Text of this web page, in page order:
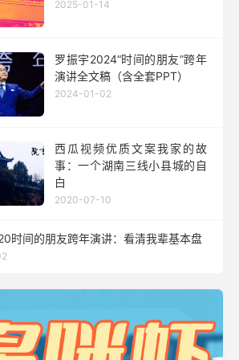
2025-01-14
罗振宇2024“时间的朋友”跨年
演讲全文稿（含全套PPT）
2024-01-02
西瓜视频优质文案我家的故
事：一个湖南三线小县城的自
白
2020-07-10
时间的朋友跨年演讲：看清我辈基本盘